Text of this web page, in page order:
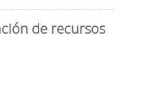
de recursos